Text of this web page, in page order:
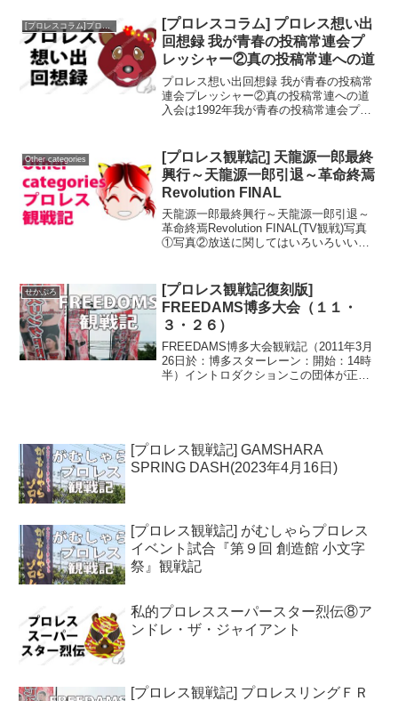
る曲があまりないというのが本音です。
とはいえ...
[プロレスコラム]プロレス想い出回想録
[プロレスコラム] プロレス想い出
回想録 我が青春の投稿常連会プ
レッシャー②真の投稿常連への道
プロレス想い出回想録 我が青春の投稿常
連会プレッシャー②真の投稿常連への道
入会は1992年我が青春の投稿常連会プレ
年。テストに合格して入門を許された同
期は確か10...
Other categories
[プロレス観戦記] 天龍源一郎最終
興行～天龍源一郎引退～革命終焉
Revolution FINAL
天龍源一郎最終興行～天龍源一郎引退～
革命終焉Revolution FINAL(TV観戦)写真
①写真②放送に関してはいろいろいいた
PART１ということで前半戦を。第1試
合...
せかぷろ
[プロレス観戦記復刻版]
FREEDAMS博多大会（１１・
３・２６）
FREEDAMS博多大会観戦記（2011年3月
26日於：博多スターレーン：開始：14時
半）イントロダクションこの団体が正直
[プロレス観戦記] GAMSHARA
SPRING DASH(2023年4月16日)
[プロレス観戦記] がむしゃらプロレス
イベント試合『第９回 創造館 小文字
祭』観戦記
私的プロレススーパースター烈伝⑧ア
ンドレ・ザ・ジャイアント
[プロレス観戦記] プロレスリングＦＲ